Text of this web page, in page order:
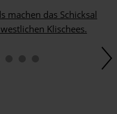
machen das Schicksal
Klischees.